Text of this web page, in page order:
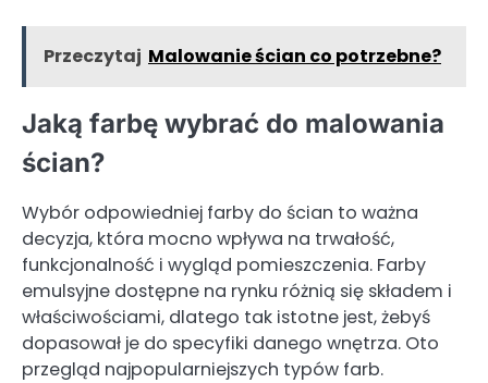
Przeczytaj Malowanie ścian co potrzebne?
Jaką farbę wybrać do malowania
ścian?
Wybór odpowiedniej farby do ścian to ważna
decyzja, która mocno wpływa na trwałość,
funkcjonalność i wygląd pomieszczenia. Farby
emulsyjne dostępne na rynku różnią się składem i
właściwościami, dlatego tak istotne jest, żebyś
dopasował je do specyfiki danego wnętrza. Oto
przegląd najpopularniejszych typów farb.